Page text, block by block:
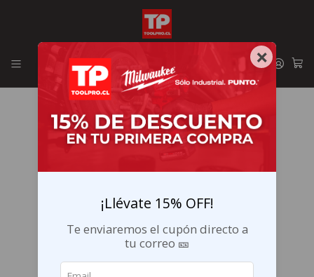
Envíos GRATIS en la RM por compras sobre $29.990
×
¡Llévate 15% OFF!
Te enviaremos el cupón directo a
tu correo 🎫